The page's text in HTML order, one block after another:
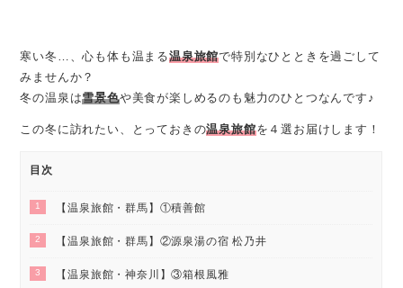
寒い冬…、心も体も温まる温泉旅館で特別なひとときを過ごして
みませんか？
冬の温泉は雪景色や美食が楽しめるのも魅力のひとつなんです♪
この冬に訪れたい、とっておきの温泉旅館を４選お届けします！
目次
1 【温泉旅館・群馬】①積善館
2 【温泉旅館・群馬】②源泉湯の宿 松乃井
3 【温泉旅館・神奈川】③箱根風雅